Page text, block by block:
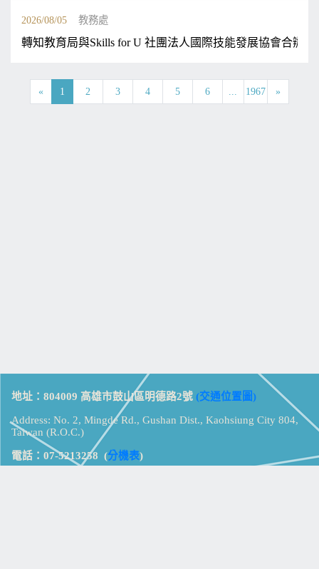
2026/08/05 教務處
轉知教育局與Skills for U 社團法人國際技能發展協會合辦
« 1 2 3 4 5 6 ... 1967 »
地址：804009 高雄市鼓山區明德路2號 (交通位置圖)
Address: No. 2, Mingde Rd., Gushan Dist., Kaohsiung City 804,
Taiwan (R.O.C.)
電話：07-5213258 (分機表)